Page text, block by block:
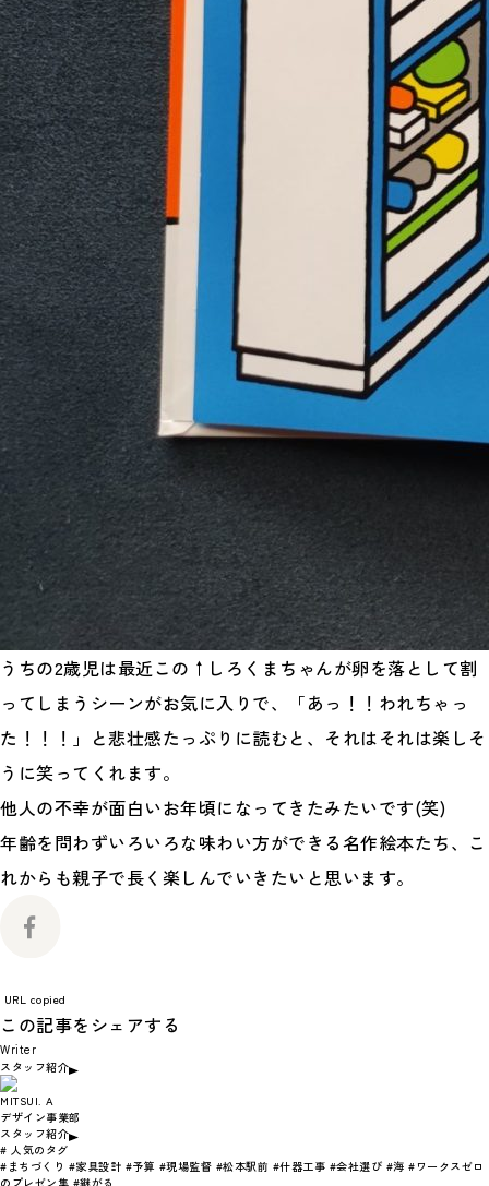
うちの2歳児は最近この↑しろくまちゃんが卵を落として割
ってしまうシーンがお気に入りで、「あっ！！われちゃっ
た！！！」と悲壮感たっぷりに読むと、それはそれは楽しそ
うに笑ってくれます。
他人の不幸が面白いお年頃になってきたみたいです(笑)
年齢を問わずいろいろな味わい方ができる名作絵本たち、こ
れからも親子で長く楽しんでいきたいと思います。
URL copied
この記事をシェアする
Writer
スタッフ紹介
MITSUI. A
デザイン事業部
スタッフ紹介
# 人気のタグ
#まちづくり #家具設計 #予算 #現場監督 #松本駅前 #什器工事 #会社選び #海 #ワークスゼロ
のプレゼン集 #継がる